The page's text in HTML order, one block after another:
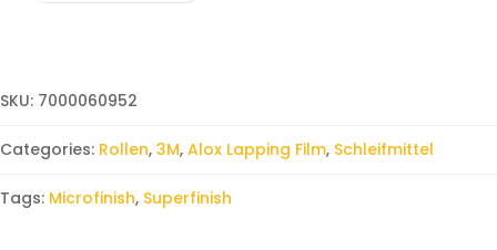
SKU: 7000060952
Categories: Rollen, 3M, Alox Lapping Film, Schleifmittel
Tags: Microfinish, Superfinish